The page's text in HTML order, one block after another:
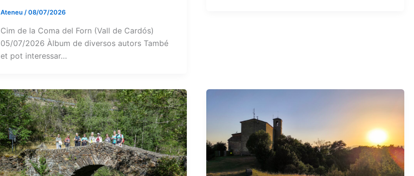
Ateneu /08/07/2026
Cim de la Coma del Forn (Vall de Cardós)
05/07/2026 Àlbum de diversos autors També
et pot interessar…